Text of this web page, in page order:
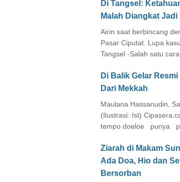
Di Tangsel:
Malah Diangkat
Airin saat berbincang
Pasar Ciputat. Lupa
Tangsel -Salah satu cara
Di Balik Gelar
Dari Mekkah
Maulana Hassanudin,
(Ilustrasi: Ist)
tempo doeloe punya
Ziarah di Makam
Ada Doa, Hio dan
Bersorban